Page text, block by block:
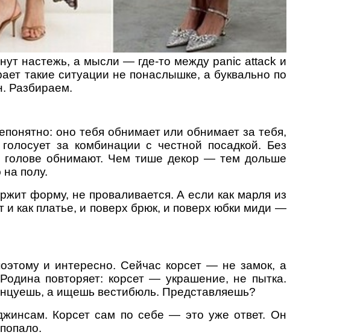
настежь, а мысли — где-то между panic attack и
такие ситуации не понаслышке, а буквально по
Разбираем.
оно тебя обнимает или обнимает за тебя,
за комбинации с честной посадкой. Без
голове обнимают. Чем тише декор — тем дольше
полу.
форму, не проваливается. А если как марля из
как платье, и поверх брюк, и поверх юбки миди —
и интересно. Сейчас корсет — не замок, а
повторяет: корсет — украшение, не пытка.
а ищешь вестибюль. Представляешь?
Корсет сам по себе — это уже ответ. Он